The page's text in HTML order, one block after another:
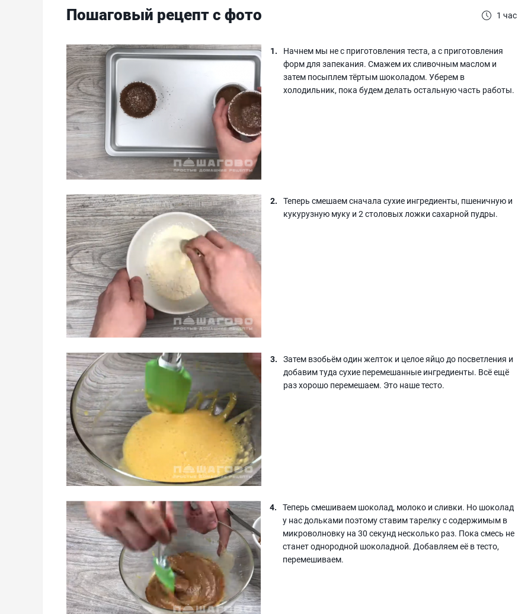
Пошаговый рецепт с фото 1 час
Начнем мы не с приготовления теста, а с приготовления
форм для запекания. Смажем их сливочным маслом и
затем посыплем тёртым шоколадом. Уберем в
холодильник, пока будем делать остальную часть работы.
Теперь смешаем сначала сухие ингредиенты, пшеничную и
кукурузную муку и 2 столовых ложки сахарной пудры.
Затем взобьём один желток и целое яйцо до посветления и
добавим туда сухие перемешанные ингредиенты. Всё ещё
раз хорошо перемешаем. Это наше тесто.
Теперь смешиваем шоколад, молоко и сливки. Но шоколад
у нас дольками поэтому ставим тарелку с содержимым в
микроволновку на 30 секунд несколько раз. Пока смесь не
станет однородной шоколадной. Добавляем её в тесто,
перемешиваем.